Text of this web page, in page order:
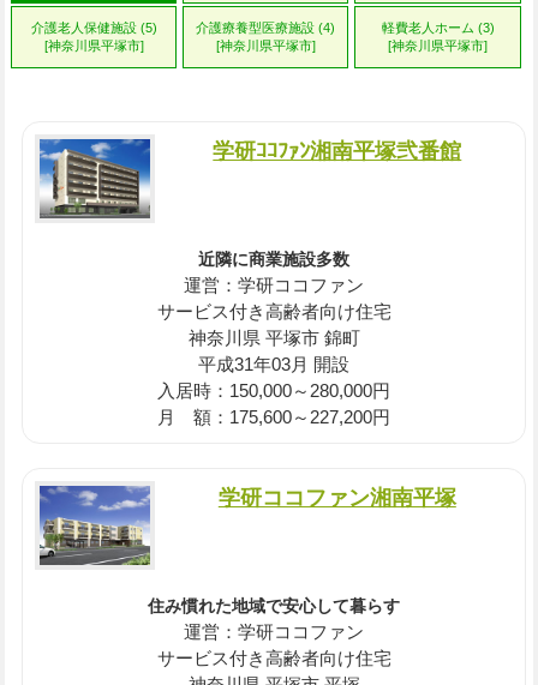
介護老人保健施設 (5)
[神奈川県平塚市]
介護療養型医療施設 (4)
[神奈川県平塚市]
軽費老人ホーム (3)
[神奈川県平塚市]
学研ｺｺﾌｧﾝ湘南平塚弐番館
近隣に商業施設多数
運営：学研ココファン
サービス付き高齢者向け住宅
神奈川県 平塚市 錦町
平成31年03月 開設
入居時：150,000～280,000円
月 額：175,600～227,200円
学研ココファン湘南平塚
住み慣れた地域で安心して暮らす
運営：学研ココファン
サービス付き高齢者向け住宅